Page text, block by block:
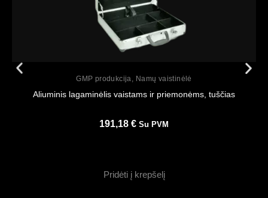
GMP produkcija Namų vaistinėlė
Aliuminis lagaminėlis vaistams ir priemonėms, tuščias
191,18 € Su PVM
Pridėti į krepšelį